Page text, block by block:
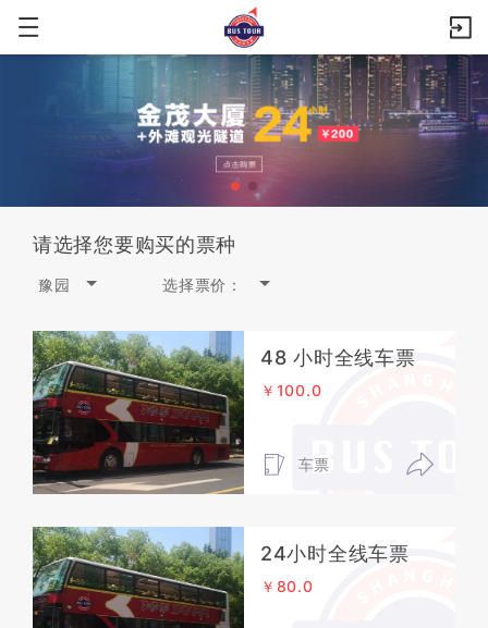
请选择您要购买的票种
豫园 选择票价：
48 小时全线车票
￥100.0
车票
24小时全线车票
￥80.0